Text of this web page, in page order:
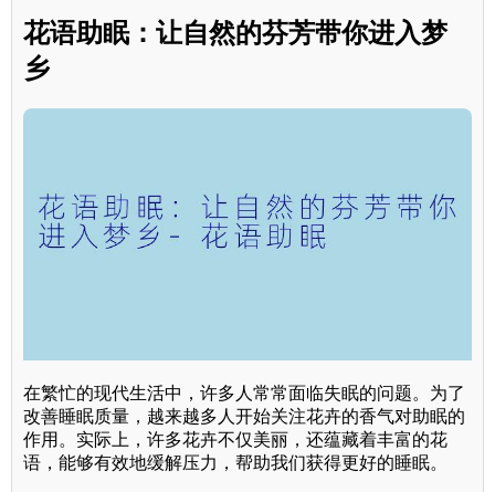
花语助眠：让自然的芬芳带你进入梦
乡
在繁忙的现代生活中，许多人常常面临失眠的问题。为了
改善睡眠质量，越来越多人开始关注花卉的香气对助眠的
作用。实际上，许多花卉不仅美丽，还蕴藏着丰富的花
语，能够有效地缓解压力，帮助我们获得更好的睡眠。